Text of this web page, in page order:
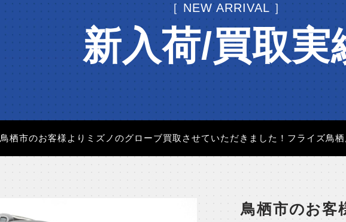
［ NEW ARRIVAL ］
新入荷/買取実
鳥栖市のお客様よりミズノのグローブ買取させていただきました！フライズ鳥栖
鳥栖市のお客